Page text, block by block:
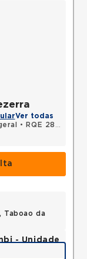
Ver todas
•
RQE 28115 - Cirurgia vascular
Taboao da
- Unidade